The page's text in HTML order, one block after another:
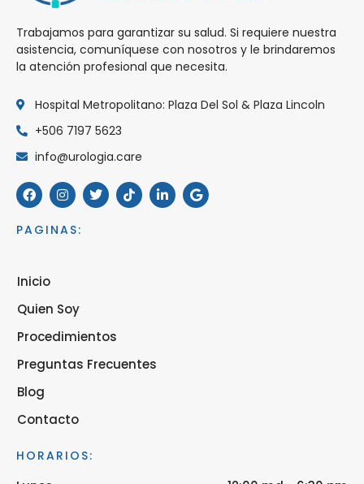
Trabajamos para garantizar su salud. Si requiere nuestra
asistencia, comuníquese con nosotros y le brindaremos
la atención profesional que necesita.
Hospital Metropolitano: Plaza Del Sol & Plaza Lincoln
+506 7197 5623
info@urologia.care
PAGINAS:
Inicio
Quien Soy
Procedimientos
Preguntas Frecuentes
Blog
Contacto
HORARIOS: